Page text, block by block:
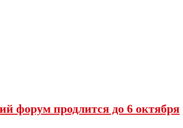
форум продлится до 6 октября